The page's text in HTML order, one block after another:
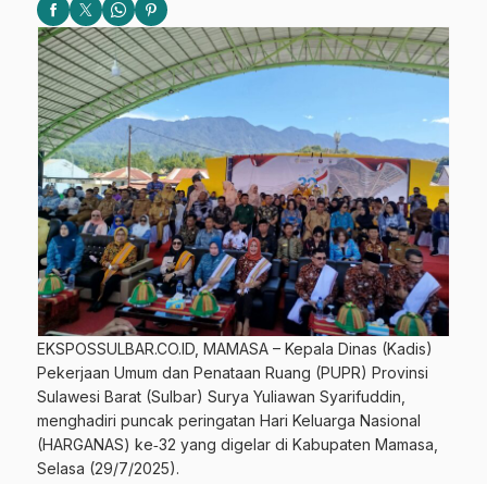
EKSPOSSULBAR.CO.ID, MAMASA – Kepala Dinas (Kadis)
Pekerjaan Umum dan Penataan Ruang (PUPR) Provinsi
Sulawesi Barat (Sulbar) Surya Yuliawan Syarifuddin,
menghadiri puncak peringatan Hari Keluarga Nasional
(HARGANAS) ke‑32 yang digelar di Kabupaten Mamasa,
Selasa (29/7/2025).